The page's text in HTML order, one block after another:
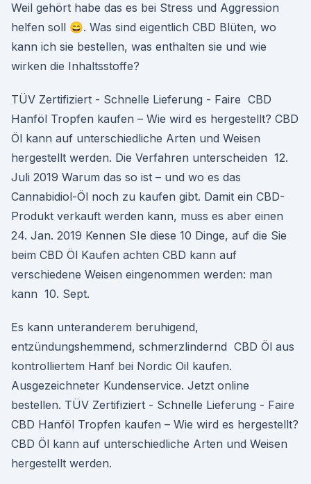
Weil gehört habe das es bei Stress und Aggression
helfen soll 😄. Was sind eigentlich CBD Blüten, wo
kann ich sie bestellen, was enthalten sie und wie
wirken die Inhaltsstoffe?
TÜV Zertifiziert - Schnelle Lieferung - Faire CBD
Hanföl Tropfen kaufen – Wie wird es hergestellt? CBD
Öl kann auf unterschiedliche Arten und Weisen
hergestellt werden. Die Verfahren unterscheiden 12.
Juli 2019 Warum das so ist – und wo es das
Cannabidiol-Öl noch zu kaufen gibt. Damit ein CBD-
Produkt verkauft werden kann, muss es aber einen
24. Jan. 2019 Kennen SIe diese 10 Dinge, auf die Sie
beim CBD Öl Kaufen achten CBD kann auf
verschiedene Weisen eingenommen werden: man
kann 10. Sept.
Es kann unteranderem beruhigend,
entzündungshemmend, schmerzlindernd CBD Öl aus
kontrolliertem Hanf bei Nordic Oil kaufen.
Ausgezeichneter Kundenservice. Jetzt online
bestellen. TÜV Zertifiziert - Schnelle Lieferung - Faire
CBD Hanföl Tropfen kaufen – Wie wird es hergestellt?
CBD Öl kann auf unterschiedliche Arten und Weisen
hergestellt werden.